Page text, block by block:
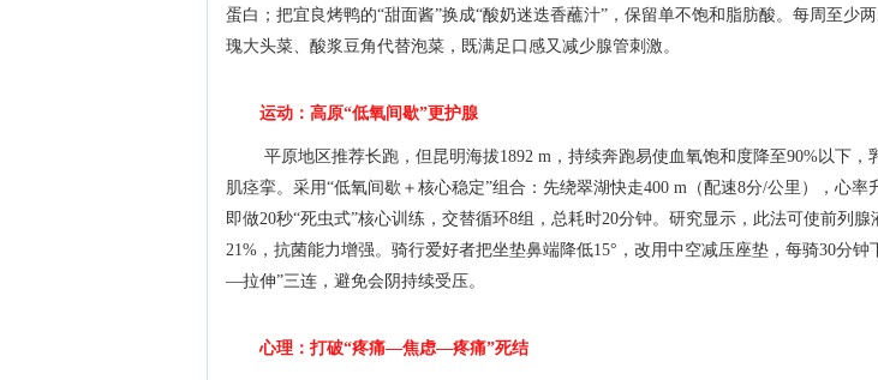
蛋白；把宜良烤鸭的“甜面酱”换成“酸奶迷迭香蘸汁”，保留单不饱和脂肪酸。每周至少
瑰大头菜、酸浆豆角代替泡菜，既满足口感又减少腺管刺激。
运动：高原“低氧间歇”更护腺
平原地区推荐长跑，但昆明海拔1892 m，持续奔跑易使血氧饱和度降至90%以下，
肌痉挛。采用“低氧间歇＋核心稳定”组合：先绕翠湖快走400 m（配速8分/公里），心率
即做20秒“死虫式”核心训练，交替循环8组，总耗时20分钟。研究显示，此法可使前列腺
21%，抗菌能力增强。骑行爱好者把坐垫鼻端降低15°，改用中空减压座垫，每骑30分
—拉伸”三连，避免会阴持续受压。
心理：打破“疼痛—焦虑—疼痛”死结